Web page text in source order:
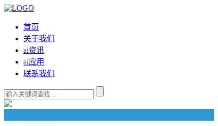
首页
关于我们
ai资讯
ai应用
联系我们